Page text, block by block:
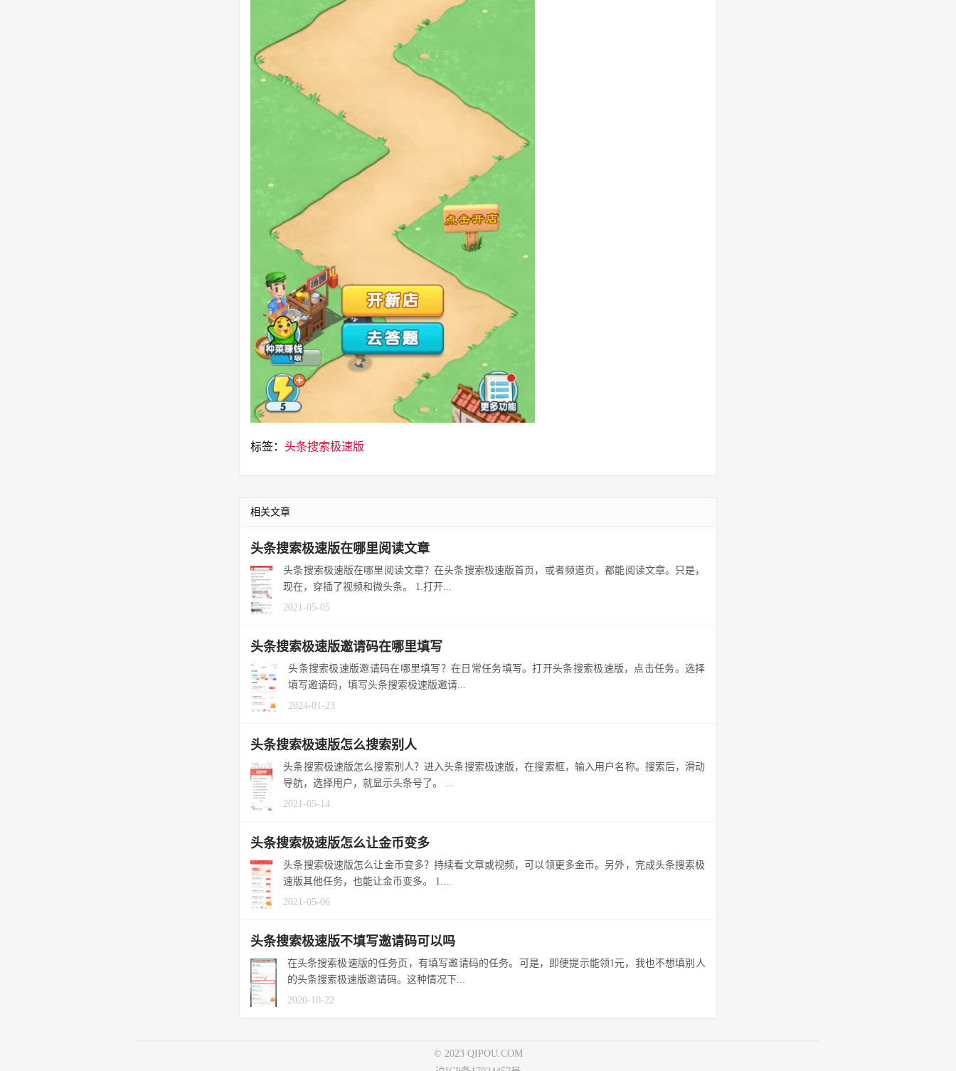
标签： 头条搜索极速版
相关文章
头条搜索极速版在哪里阅读文章
头条搜索极速版在哪里阅读文章？在头条搜索极速版首页，或者频道页，都能阅读文章。只是，
现在，穿插了视频和微头条。 1.打开...
2021-05-05
头条搜索极速版邀请码在哪里填写
头条搜索极速版邀请码在哪里填写？在日常任务填写。打开头条搜索极速版，点击任务。选择
填写邀请码，填写头条搜索极速版邀请...
2024-01-23
头条搜索极速版怎么搜索别人
头条搜索极速版怎么搜索别人？进入头条搜索极速版，在搜索框，输入用户名称。搜索后，滑动
导航，选择用户，就显示头条号了。 ...
2021-05-14
头条搜索极速版怎么让金币变多
头条搜索极速版怎么让金币变多？持续看文章或视频，可以领更多金币。另外，完成头条搜索极
速版其他任务，也能让金币变多。 1....
2021-05-06
头条搜索极速版不填写邀请码可以吗
在头条搜索极速版的任务页，有填写邀请码的任务。可是，即便提示能领1元，我也不想填别人
的头条搜索极速版邀请码。这种情况下...
2020-10-22
© 2023 QIPOU.COM